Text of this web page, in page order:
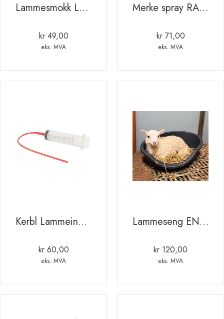
Lammesmokk Lateks smokk for lammebar “sparbar” (smokk oppe) (6pk.)
kr49,00
eks. MVA
Merke spray RAIDEX 400ml RØD
kr71,00
eks. MVA
Kerbl Lammeinngiver sonde 60ml m/latex slange
kr60,00
eks. MVA
Lammeseng ENKEL 60 x 40 x 20cm
kr 120,00
eks. MVA